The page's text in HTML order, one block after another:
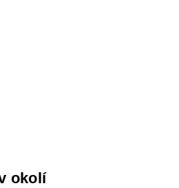
okolí